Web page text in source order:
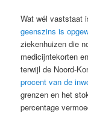
Wat wél vaststaat
geenszins is
ziekenhuizen die
medicijntekorten
terwijl de Noord-
procent van de
grenzen en het
percentage